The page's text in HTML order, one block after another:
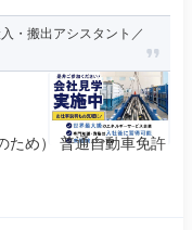
・搬出アシスタント／
ため） 普通自動車免許